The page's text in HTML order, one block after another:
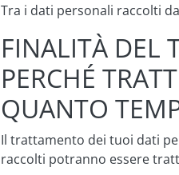
Tra i dati personali raccolti
FINALITÀ DEL
PERCHÉ
QUANTO
Il trattamento dei tuoi dati
raccolti potranno essere